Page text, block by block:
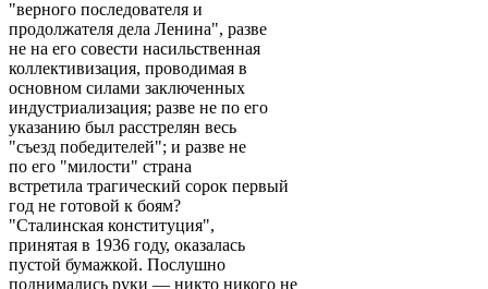
"верного последователя и
продолжателя дела Ленина", разве
не на его совести насильственная
коллективизация, проводимая в
основном силами заключенных
индустриализация; разве не по его
указанию был расстрелян весь
"съезд победителей"; и разве не
по его "милости" страна
встретила трагический сорок первый
год не готовой к боям?
"Сталинская конституция",
принятая в 1936 году, оказалась
пустой бумажкой. Послушно
поднимались руки — никто никого не